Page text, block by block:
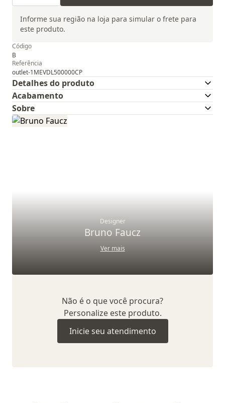
Informe sua região na loja para simular o frete para
este produto.
Código
B
Referência
outlet-1MEVDL500000CP
Detalhes do produto
Acabamento
Sobre
Designer
Bruno Faucz
Ver mais
Não é o que você procura?
Personalize este produto.
Inicie seu atendimento